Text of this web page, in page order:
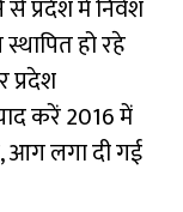
प्रदेश में निवेश
हो रहे
प्रदेश
करें 2016 में
आग लगा दी गई